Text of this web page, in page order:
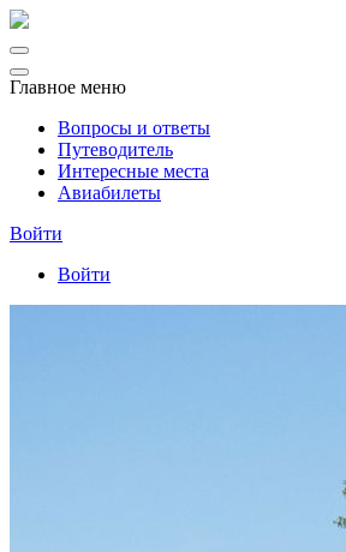
Главное меню
Вопросы и ответы
Путеводитель
Интересные места
Авиабилеты
Войти
Войти